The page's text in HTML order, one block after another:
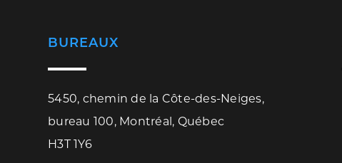
BUREAUX
5450, chemin de la Côte-des-Neiges,
bureau 100, Montréal, Québec
H3T 1Y6